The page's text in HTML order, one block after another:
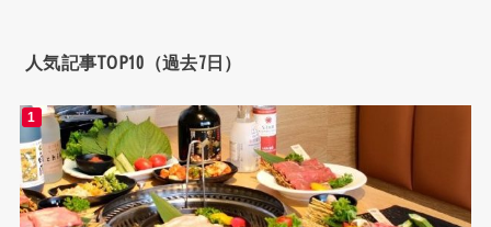
人気記事TOP10（過去7日）